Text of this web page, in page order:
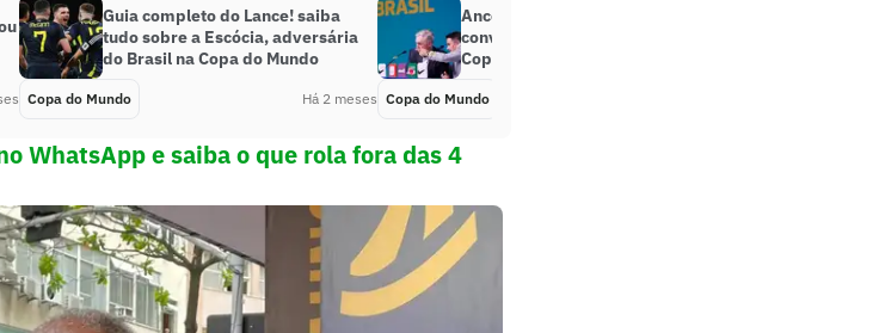
Guia completo do Lance! saiba
tudo sobre a Escócia, adversária
do Brasil na Copa do Mundo
Copa do Mundo Há 2 meses
Ancelotti envia à Fifa lista de pré-
convocados da Seleção para a
Copa do Mundo
Copa do Mundo
WhatsApp e saiba o que rola fora das 4